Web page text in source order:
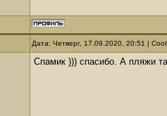
Дата: Четверг, 17.09.2020, 20:51 |
Спамик ))) спасибо. А пляжи